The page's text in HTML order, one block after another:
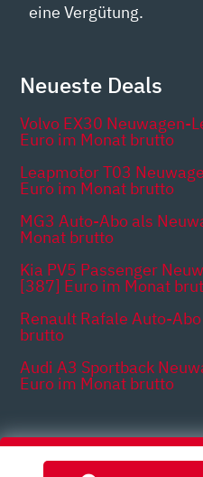
eine Vergütung.
Neueste Deals
Volvo EX30 Neuwagen-
Euro im Monat brutto
Leapmotor T03
Euro im Monat brutto
MG3 Auto-Abo als
Monat brutto
Kia PV5 Passenger
[387] Euro im Monat
Renault Rafale Auto-
brutto
Audi A3 Sportback
Euro im Monat brutto